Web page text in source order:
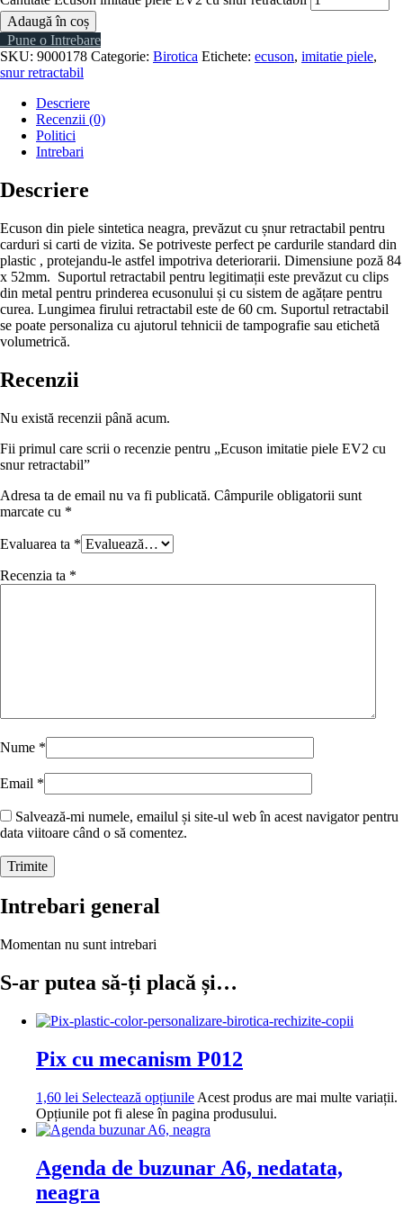
Adaugă în coș
Pune o Intrebare
SKU: 9000178 Categorie: Birotica Etichete: ecuson, imitatie piele,
snur retractabil
Descriere
Recenzii (0)
Politici
Intrebari
Descriere
Ecuson din piele sintetica neagra, prevăzut cu șnur retractabil pentru
carduri si carti de vizita. Se potriveste perfect pe cardurile standard din
plastic , protejandu-le astfel impotriva deteriorarii. Dimensiune poză 84
x 52mm. Suportul retractabil pentru legitimații este prevăzut cu clips
din metal pentru prinderea ecusonului și cu sistem de agățare pentru
curea. Lungimea firului retractabil este de 60 cm. Suportul retractabil
se poate personaliza cu ajutorul tehnicii de tampografie sau etichetă
volumetrică.
Recenzii
Nu există recenzii până acum.
Fii primul care scrii o recenzie pentru „Ecuson imitatie piele EV2 cu
snur retractabil”
Adresa ta de email nu va fi publicată. Câmpurile obligatorii sunt
marcate cu *
Evaluarea ta *
Recenzia ta *
Nume *
Email *
Salvează-mi numele, emailul și site-ul web în acest navigator pentru
data viitoare când o să comentez.
Intrebari general
Momentan nu sunt intrebari
S-ar putea să-ți placă și…
Pix cu mecanism P012
1,60 lei Selectează opțiunile Acest produs are mai multe variații.
Opțiunile pot fi alese în pagina produsului.
Agenda de buzunar A6, nedatata,
neagra